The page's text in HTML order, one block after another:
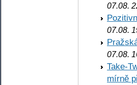
07.08.
07.08.
07.08.
Take-
mírně